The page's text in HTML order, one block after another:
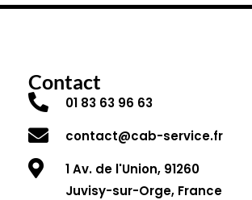
Contact
01 83 63 96 63
contact@cab-service.fr
1 Av. de l'Union, 91260
Juvisy-sur-Orge, France